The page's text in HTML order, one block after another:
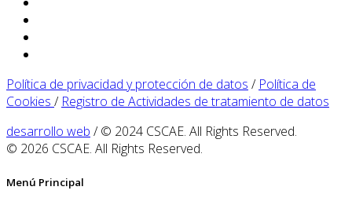
Política de privacidad y protección de datos / Política de
Cookies / Registro de Actividades de tratamiento de datos
desarrollo web / © 2024 CSCAE. All Rights Reserved.
© 2026 CSCAE. All Rights Reserved.
Menú Principal